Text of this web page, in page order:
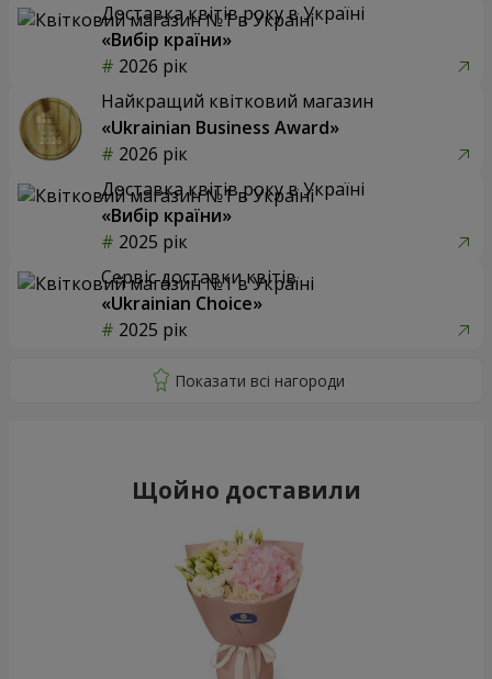
Доставка квітів року в Україні
«Вибір країни»
2026 рік
Найкращий квітковий магазин
«Ukrainian Business Award»
2026 рік
Доставка квітів року в Україні
«Вибір країни»
2025 рік
Сервіс доставки квітів
«Ukrainian Choice»
2025 рік
Щойно доставили